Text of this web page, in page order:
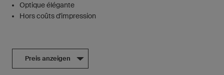
Optique élégante
Hors coûts d'impression
Preis anzeigen